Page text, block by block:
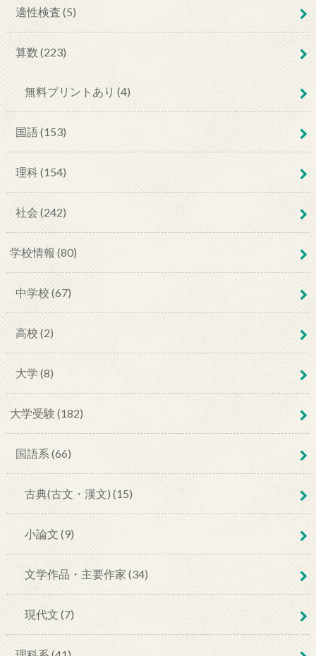
適性検査 (5)
算数 (223)
無料プリントあり (4)
国語 (153)
理科 (154)
社会 (242)
学校情報 (80)
中学校 (67)
高校 (2)
大学 (8)
大学受験 (182)
国語系 (66)
古典(古文・漢文) (15)
小論文 (9)
文学作品・主要作家 (34)
現代文 (7)